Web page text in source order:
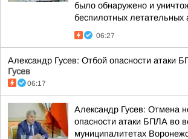
было обнаружено и
беспилотных летательных
06:27
Александр Гусев: Отбой опасности атаки
Гусев
06:17
Александр Гусев: Отмена
опасности атаки БПЛА во
муниципалитетах